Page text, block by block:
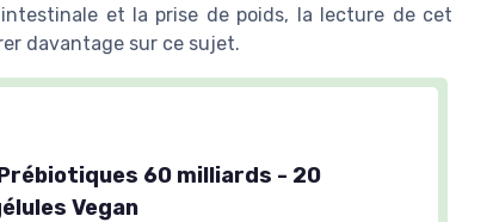
et la prise de poids, la lecture de cet
davantage sur ce sujet.
60 milliards - 20
Vegan